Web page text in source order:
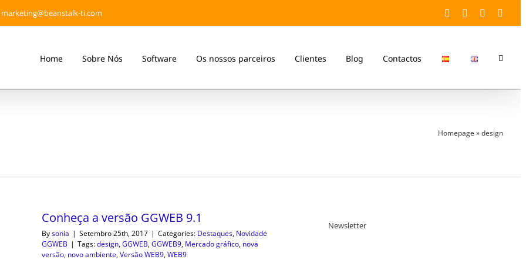
marketing@beanstalk-ti.com Facebook
TwitterYouTube
Home Sobre Nós Software Os nossos parceiros Clientes Blog Contactos
Homepage »design
Conheça a versão GGWEB 9.1
Bysonia | Setembro 25th, 2017 | Categories: Destaques, Novidade
GGWEB | Tags:design,GGWEB,GGWEB9, Mercado gráfico, nova
versão, novo ambiente,Versão WEB9,WEB9
Newsletter